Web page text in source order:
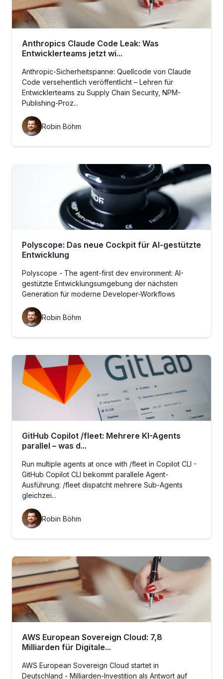
Anthropics Claude Code Leak: Was
Entwicklerteams jetzt wi...
Anthropic-Sicherheitspanne: Quellcode von Claude
Code versehentlich veröffentlicht – Lehren für
Entwicklerteams zu Supply Chain Security, NPM-
Publishing-Proz...
Robin Böhm
Polyscope: Das neue Cockpit für AI-gestützte
Entwicklung
Polyscope - The agent-first dev environment: AI-
gestützte Entwicklungsumgebung der nächsten
Generation für moderne Developer-Workflows
Robin Böhm
GitHub Copilot /fleet: Mehrere KI-Agents
parallel – was d...
Run multiple agents at once with /fleet in Copilot CLI -
GitHub Copilot CLI bekommt parallele Agent-
Ausführung: /fleet dispatcht mehrere Sub-Agents
gleichzei...
Robin Böhm
AWS European Sovereign Cloud: 7,8
Milliarden für Digitale...
AWS European Sovereign Cloud startet in
Deutschland - Milliarden-Investition als Antwort auf